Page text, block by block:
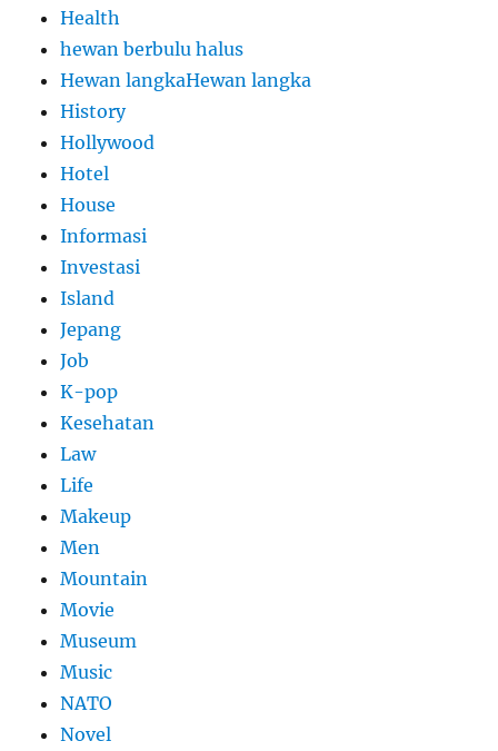
Health
hewan berbulu halus
Hewan langkaHewan langka
History
Hollywood
Hotel
House
Informasi
Investasi
Island
Jepang
Job
K-pop
Kesehatan
Law
Life
Makeup
Men
Mountain
Movie
Museum
Music
NATO
Novel